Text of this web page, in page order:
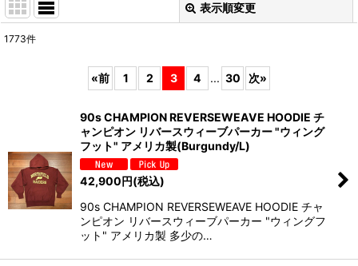
表示順変更
絞り込む
1773件
«前 1 2 3 4 ... 30 次»
90s CHAMPION REVERSEWEAVE HOODIE チ
ャンピオン リバースウィーブパーカー "ウィング
フット" アメリカ製(Burgundy/L)
42,900円(税込)
90s CHAMPION REVERSEWEAVE HOODIE チャ
ンピオン リバースウィーブパーカー "ウィングフ
ット" アメリカ製 多少の…